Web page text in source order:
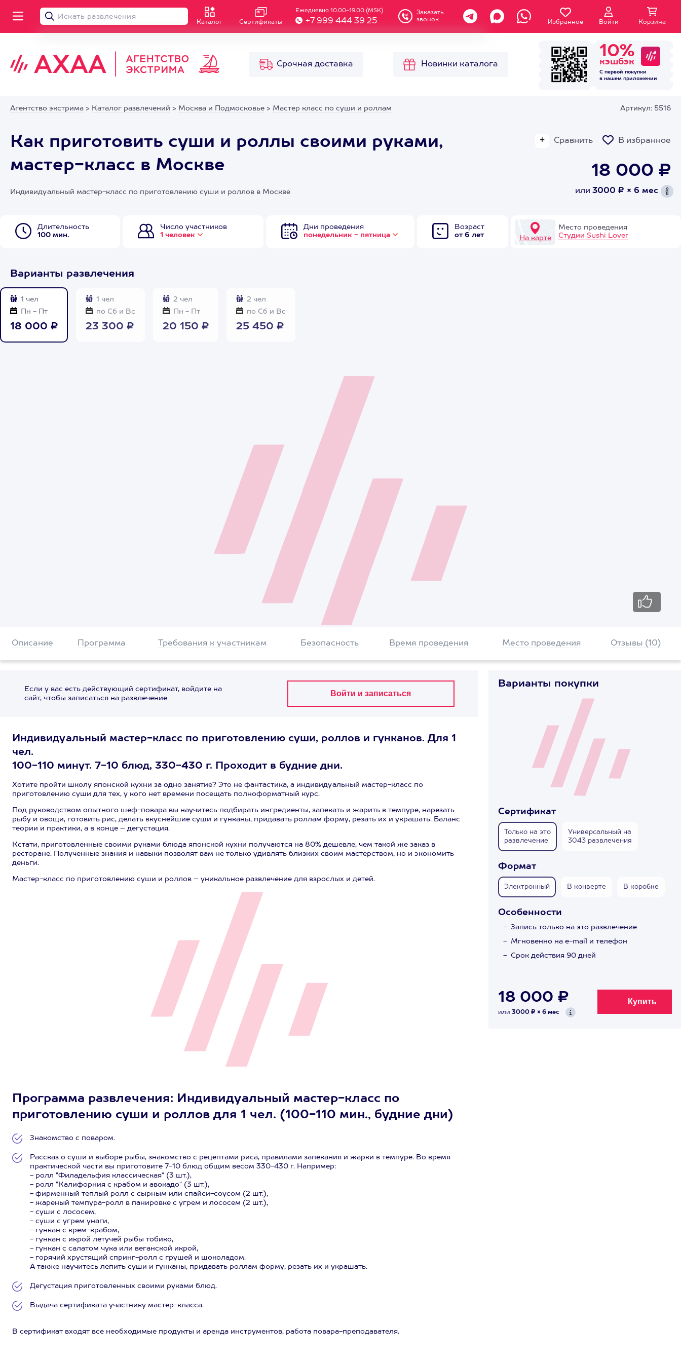
Каталог Сертификаты
Ежедневно 10.00-19.00 (MSK)
+7 999 444 39 25
Заказать
звонок
Избранное Войти Корзина
Срочная доставка Новинки каталога
10%
кэшбэк
С первой покупки
в нашем приложении
Агентство экстрима > Каталог развлечений > Москва и Подмосковье > Мастер класс по суши и роллам Артикул: 5516
Как приготовить суши и роллы своими руками,
мастер-класс в Москве
Сравнить В избранное
18 000 ₽
или 3000 ₽ × 6 мес
Индивидуальный мастер-класс по приготовлению суши и роллов в Москве
Длительность
100 мин.
Число участников
1 человек
Дни проведения
понедельник - пятница
Возраст
от 6 лет
На карте
Место проведения
Студии Sushi Lover
Варианты развлечения
1 чел
Пн - Пт
18 000 ₽
1 чел
по Сб и Вс
23 300 ₽
2 чел
Пн - Пт
20 150 ₽
2 чел
по Сб и Вс
25 450 ₽
Описание Программа Требования к участникам Безопасность Время проведения Место проведения Отзывы (10)
Если у вас есть действующий сертификат, войдите на
сайт, чтобы записаться на развлечение
Индивидуальный мастер-класс по приготовлению суши, роллов и гунканов. Для 1
чел.
100-110 минут. 7-10 блюд, 330-430 г. Проходит в будние дни.
Хотите пройти школу японской кухни за одно занятие? Это не фантастика, а индивидуальный мастер-класс по
приготовлению суши для тех, у кого нет времени посещать полноформатный курс.
Под руководством опытного шеф-повара вы научитесь подбирать ингредиенты, запекать и жарить в темпуре, нарезать
рыбу и овощи, готовить рис, делать вкуснейшие суши и гунканы, придавать роллам форму, резать их и украшать. Баланс
теории и практики, а в конце – дегустация.
Кстати, приготовленные своими руками блюда японской кухни получаются на 80% дешевле, чем такой же заказ в
ресторане. Полученные знания и навыки позволят вам не только удивлять близких своим мастерством, но и экономить
деньги.
Мастер-класс по приготовлению суши и роллов – уникальное развлечение для взрослых и детей.
Программа развлечения: Индивидуальный мастер-класс по
приготовлению суши и роллов для 1 чел. (100-110 мин., будние дни)
Знакомство с поваром.
Рассказ о суши и выборе рыбы, знакомство с рецептами риса, правилами запекания и жарки в темпуре. Во время
практической части вы приготовите 7-10 блюд общим весом 330-430 г. Например:
- ролл "Филадельфия классическая" (3 шт.),
- ролл "Калифорния с крабом и авокадо" (3 шт.),
- фирменный теплый ролл с сырным или спайси-соусом (2 шт.),
- жареный темпура-ролл в панировке с угрем и лососем (2 шт.),
- суши с лососем,
- суши с угрем унаги,
- гункан с крем-крабом,
- гункан с икрой летучей рыбы тобико,
- гункан с салатом чука или веганской икрой,
- горячий хрустящий спринг-ролл с грушей и шоколадом.
А также научитесь лепить суши и гунканы, придавать роллам форму, резать их и украшать.
Дегустация приготовленных своими руками блюд.
Выдача сертификата участнику мастер-класса.
В сертификат входят все необходимые продукты и аренда инструментов, работа повара-преподавателя.
Варианты покупки
Сертификат
Только на это
развлечение
Универсальный на
3043 развлечения
Формат
Электронный В конверте В коробке
Особенности
Запись только на это развлечение
Мгновенно на e-mail и телефон
Срок действия 90 дней
18 000 ₽
или 3000 ₽ × 6 мес